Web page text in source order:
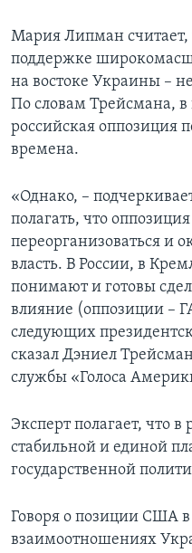
Мария Липман считает,
поддержке
на востоке Украины –
По словам Трейсмана,
российская оппозиция
времена.
«Однако, –
полагать, что
переорганизоваться и
власть. В России, в
понимают и готовы
влияние (оппозиции –
следующих
сказал Дэниел
службы «Голоса
Эксперт полагает, что
стабильной и единой
государственной
Говоря о позиции США в
взаимоотношениях